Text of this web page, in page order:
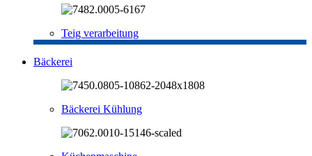
Teig verarbeitung
Bäckerei
Bäckerei Kühlung